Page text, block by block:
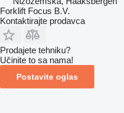
Forklift Focus B.V.
Kontaktirajte prodavca
Prodajete tehniku?
Učinite to sa nama!
Postavite oglas